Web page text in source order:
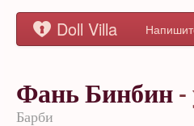
Doll Villa
Фань Бинбин -
Барби